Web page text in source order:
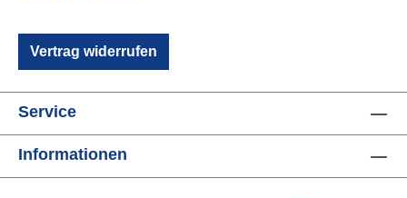
Vertrag widerrufen
Service
Informationen